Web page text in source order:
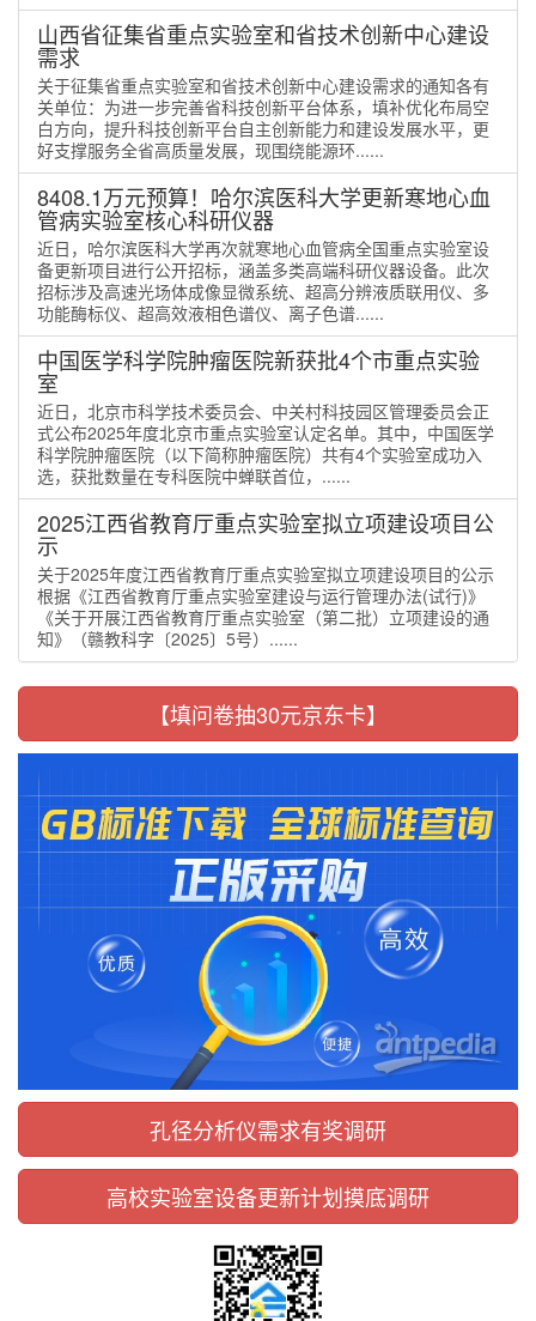
山西省征集省重点实验室和省技术创新中心建设
需求
关于征集省重点实验室和省技术创新中心建设需求的通知各有
关单位：为进一步完善省科技创新平台体系，填补优化布局空
白方向，提升科技创新平台自主创新能力和建设发展水平，更
好支撑服务全省高质量发展，现围绕能源环......
8408.1万元预算！哈尔滨医科大学更新寒地心血
管病实验室核心科研仪器
近日，哈尔滨医科大学再次就寒地心血管病全国重点实验室设
备更新项目进行公开招标，涵盖多类高端科研仪器设备。此次
招标涉及高速光场体成像显微系统、超高分辨液质联用仪、多
功能酶标仪、超高效液相色谱仪、离子色谱......
中国医学科学院肿瘤医院新获批4个市重点实验
室
近日，北京市科学技术委员会、中关村科技园区管理委员会正
式公布2025年度北京市重点实验室认定名单。其中，中国医学
科学院肿瘤医院（以下简称肿瘤医院）共有4个实验室成功入
选，获批数量在专科医院中蝉联首位，......
2025江西省教育厅重点实验室拟立项建设项目公
示
关于2025年度江西省教育厅重点实验室拟立项建设项目的公示
根据《江西省教育厅重点实验室建设与运行管理办法(试行)》
《关于开展江西省教育厅重点实验室（第二批）立项建设的通
知》（赣教科字〔2025〕5号）......
【填问卷抽30元京东卡】
孔径分析仪需求有奖调研
高校实验室设备更新计划摸底调研